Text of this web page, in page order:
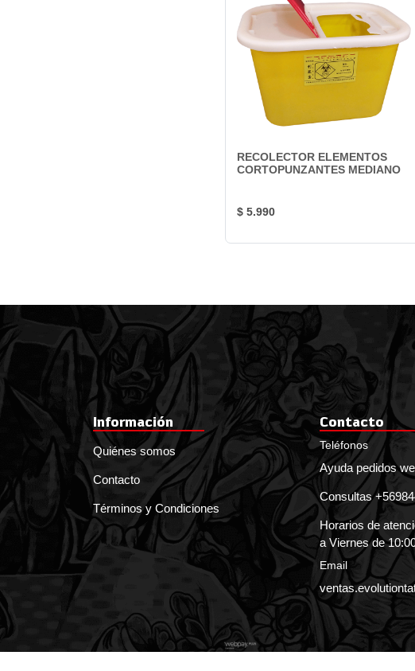
RECOLECTOR ELEMENTOS
CORTOPUNZANTES MEDIANO
$ 5.990
Información
Quiénes somos
Contacto
Términos y Condiciones
Contacto
Teléfonos
Ayuda pedidos
Consultas
Horarios de
a Viernes de
Email